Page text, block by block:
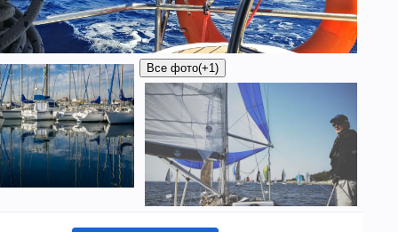
Все фото(+1)